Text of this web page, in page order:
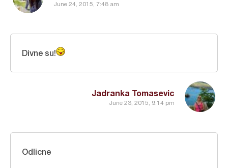
June 24, 2015, 7:48 am
Jadranka Tomasevic
June 23, 2015, 9:14 pm
Divne su!
Odlicne